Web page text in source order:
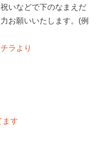
いなどで下のなまえだ
お願いいたします。(例
ラより
ます